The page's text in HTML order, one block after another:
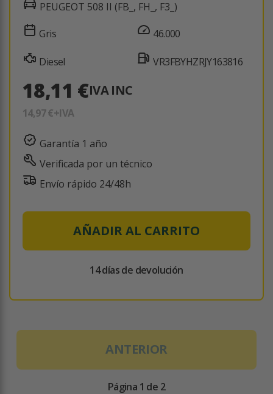
PEUGEOT 508 II (FB_, FH_, F3_)
Gris
Diesel
46.000
VR3FBYHZRJY163816
18,11 €IVA INC
14,97 €+IVA
Garantía 1 año
Verificada por un técnico
Envío rápido 24/48h
AÑADIR AL CARRITO
14 días de devolución
ANTERIOR
Página 1 de 2